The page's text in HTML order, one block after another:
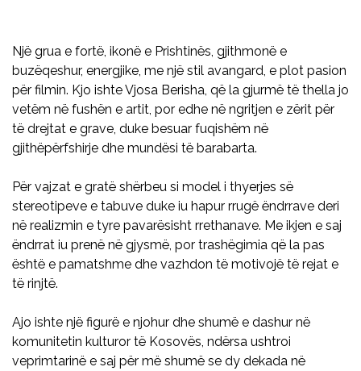
Një grua e fortë, ikonë e Prishtinës, gjithmonë e
buzëqeshur, energjike, me një stil avangard, e plot pasion
për filmin. Kjo ishte Vjosa Berisha, që la gjurmë të thella jo
vetëm në fushën e artit, por edhe në ngritjen e zërit për
të drejtat e grave, duke besuar fuqishëm në
gjithëpërfshirje dhe mundësi të barabarta.
Për vajzat e gratë shërbeu si model i thyerjes së
stereotipeve e tabuve duke iu hapur rrugë ëndrrave deri
në realizmin e tyre pavarësisht rrethanave. Me ikjen e saj
ëndrrat iu prenë në gjysmë, por trashëgimia që la pas
është e pamatshme dhe vazhdon të motivojë të rejat e
të rinjtë.
Ajo ishte një figurë e njohur dhe shumë e dashur në
komunitetin kulturor të Kosovës, ndërsa ushtroi
veprimtarinë e saj për më shumë se dy dekada në